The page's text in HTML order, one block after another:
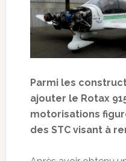
Parmi les
ajouter le Rotax
motorisations
des STC visant à